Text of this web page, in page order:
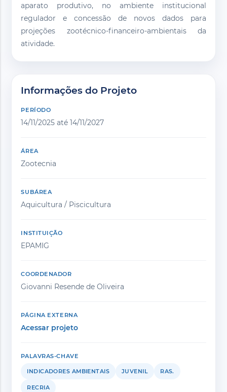
aparato produtivo, no ambiente institucional
regulador e concessão de novos dados para
projeções zootécnico-financeiro-ambientais da
atividade.
Informações do Projeto
PERÍODO
14/11/2025 até 14/11/2027
ÁREA
Zootecnia
SUBÁREA
Aquicultura / Piscicultura
INSTITUIÇÃO
EPAMIG
COORDENADOR
Giovanni Resende de Oliveira
PÁGINA EXTERNA
Acessar projeto
PALAVRAS-CHAVE
INDICADORES AMBIENTAIS JUVENIL RAS.
RECRIA